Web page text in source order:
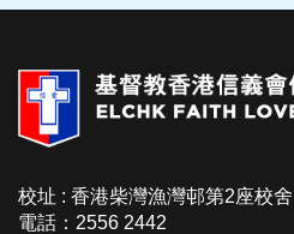
校址 : 香港柴灣漁灣邨第2座校舍
電話：2556 2442